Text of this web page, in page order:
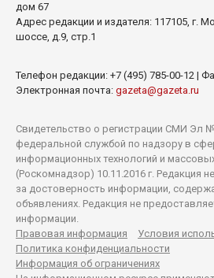
дом 67
Адрес редакции и издателя: 117105, г.
шоссе, д.9, стр.1
Телефон редакции: +7 (495) 785-00-12 |
Электронная почта: gazeta@gazeta.ru
Свидетельство о регистрации СМИ Эл
федеральной службой по надзору в
информационных технологий и
(Роскомнадзор) 10.11.2016 г. Редакция
за достоверность информации,
объявлениях. Редакция не
информации.
Правовая информация
Условия
Политика конфиденциальности
Информация об ограничениях